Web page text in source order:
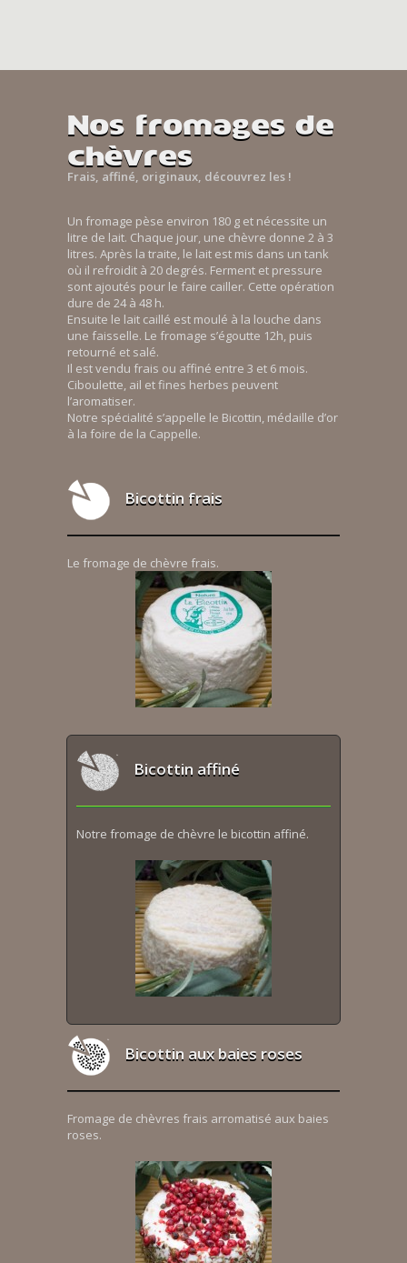
Nos fromages de
chèvres
Frais, affiné, originaux, découvrez les !
Un fromage pèse environ 180 g et nécessite un
litre de lait. Chaque jour, une chèvre donne 2 à 3
litres. Après la traite, le lait est mis dans un tank
où il refroidit à 20 degrés. Ferment et pressure
sont ajoutés pour le faire cailler. Cette opération
dure de 24 à 48 h.
Ensuite le lait caillé est moulé à la louche dans
une faisselle. Le fromage s’égoutte 12h, puis
retourné et salé.
Il est vendu frais ou affiné entre 3 et 6 mois.
Ciboulette, ail et fines herbes peuvent
l’aromatiser.
Notre spécialité s’appelle le Bicottin, médaille d’or
à la foire de la Cappelle.
Bicottin frais
Le fromage de chèvre frais.
Bicottin affiné
Notre fromage de chèvre le bicottin affiné.
Bicottin aux baies roses
Fromage de chèvres frais arromatisé aux baies
roses.